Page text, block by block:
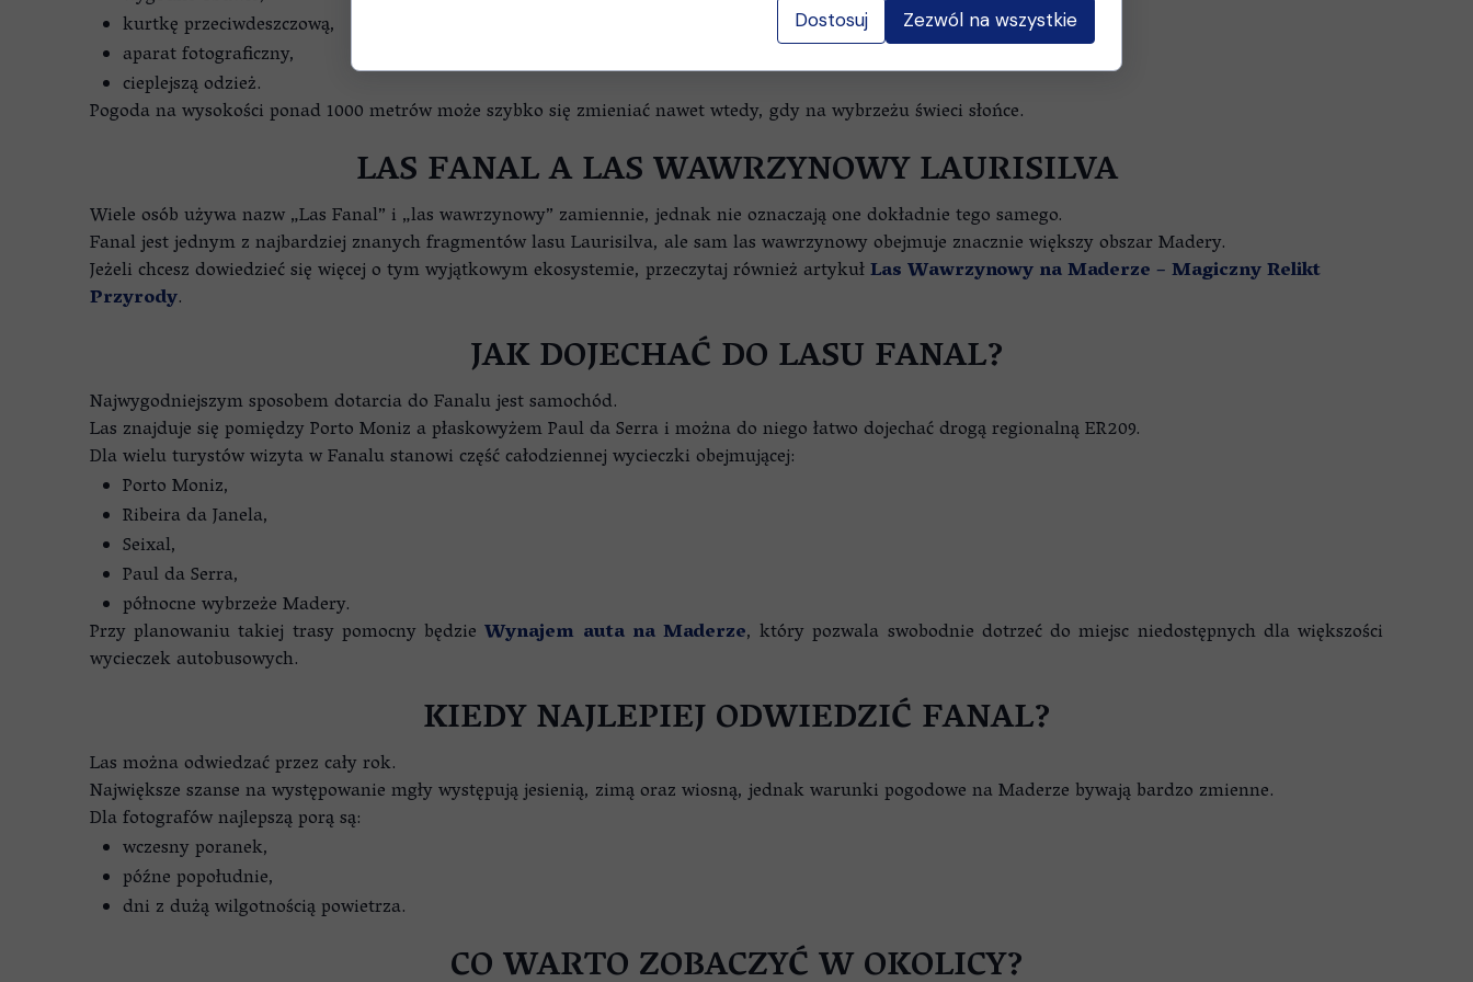
kurtkę przeciwdeszczową,
aparat fotograficzny,
cieplejszą odzież.
Pogoda na wysokości ponad 1000 metrów może szybko się zmieniać nawet wtedy, gdy na wybrzeżu świeci słońce.
LAS FANAL A LAS WAWRZYNOWY LAURISILVA
Wiele osób używa nazw „Las Fanal” i „las wawrzynowy” zamiennie, jednak nie oznaczają one dokładnie tego samego.
Fanal jest jednym z najbardziej znanych fragmentów lasu Laurisilva, ale sam las wawrzynowy obejmuje znacznie większy obszar Madery.
Jeżeli chcesz dowiedzieć się więcej o tym wyjątkowym ekosystemie, przeczytaj również artykułLas Wawrzynowy na Maderze – Magiczny Relikt
Przyrody.
JAK DOJECHAĆ DO LASU FANAL?
Najwygodniejszym sposobem dotarcia do Fanalu jest samochód.
Las znajduje się pomiędzy Porto Moniz a płaskowyżem Paul da Serra i można do niego łatwo dojechać drogą regionalną ER209.
Dla wielu turystów wizyta w Fanalu stanowi część całodziennej wycieczki obejmującej:
Porto Moniz,
Ribeira da Janela,
Seixal,
Paul da Serra,
północne wybrzeże Madery.
Przy planowaniu takiej trasy pomocny będzieWynajem auta na Maderze, który pozwala swobodnie dotrzeć do miejsc niedostępnych dla większości
wycieczek autobusowych.
KIEDY NAJLEPIEJ ODWIEDZIĆ FANAL?
Las można odwiedzać przez cały rok.
Największe szanse na występowanie mgły występują jesienią, zimą oraz wiosną, jednak warunki pogodowe na Maderze bywają bardzo zmienne.
Dla fotografów najlepszą porą są:
wczesny poranek,
późne popołudnie,
dni z dużą wilgotnością powietrza.
CO WARTO ZOBACZYĆ W OKOLICY?
Dostosuj Zezwól na wszystkie